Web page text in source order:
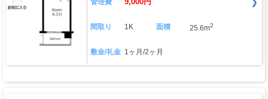
管理費
間取り 1K 面積 25.6m2
敷金/礼金 1ヶ月/2ヶ月